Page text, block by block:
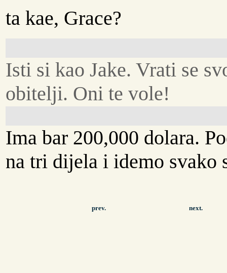
ta kae, Grace?
Isti si kao Jake. Vrati se
obitelji. Oni te vole!
Ima bar 200,000 dolara.
na tri dijela i idemo svako
prev. next.